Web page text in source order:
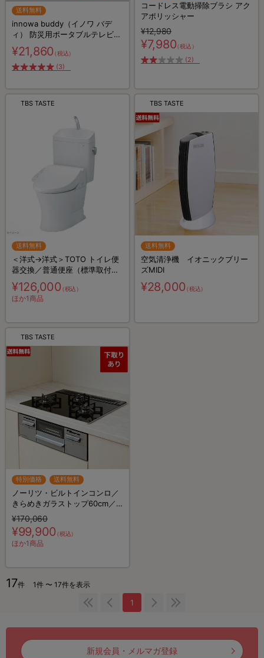
送料無料
innowa buddy（イノワ バデ
ィ） 防災用ポータブルテレビ・
ラジオ & innowa（イノワ ） 防
水ポータブルソーラーパネルセ
ット／アウトドア／防災用品
¥21,860（税込）
(3)
コードレス電動掃除ブラシ アク
アポリッシャー
¥12,980
¥7,980（税込）
(2)
TBS TASTE
送料無料
＜洋式→洋式＞TOTO トイレ便
器交換／普通便座（標準取付費
込）
¥126,000（税込）
ほか1商品
TBS TASTE
送料無料
空気清浄機 イオニックブリー
ズMIDI
¥28,000（税込）
TBS TASTE
特別価格 送料無料
ノーリツ・ビルトインコンロ／
きらめきガラストップ60cm／
下取りあり／標準取付工事費・
処分費込み
¥170,060
¥99,900（税込）
ほか1商品
17件 1件 〜 17件を表示
1
新規会員・メルマガ登録